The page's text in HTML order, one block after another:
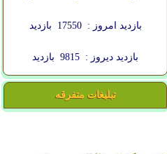
بازدید امروز : 17550 بازدید
بازدید دیروز : 9815 بازدید
تبلیغات متفرقه